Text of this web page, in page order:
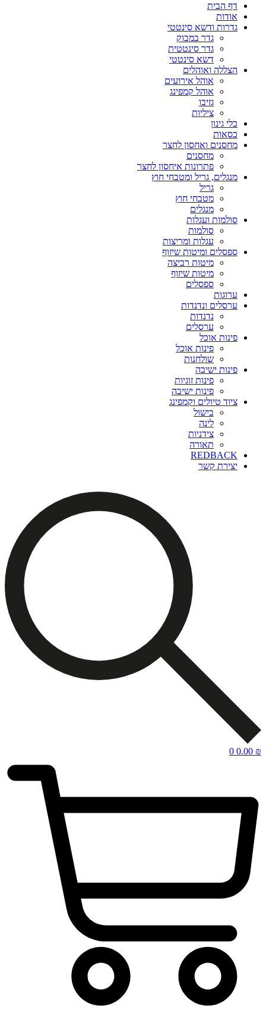
דף הבית
אודות
גדרות ודשא סינטטי
גדר במבוק
גדר סינטטית
דשא סינטטי
הצללה ואוהלים
אוהל אירועים
אוהל קמפינג
גזיבו
ציליות
כלי גינון
כסאות
מחסנים ואחסון לחצר
מחסנים
פתרונות איחסון לחצר
מנגלים, גריל ומטבחי חוץ
גריל
מטבחי חוץ
מנגלים
סולמות ועגלות
סולמות
עגלות ומריצות
ספסלים ומיטות שיזוף
מיטות רביצה
מיטות שיזוף
ספסלים
ערוגות
ערסלים ונדנדות
נדנדות
ערסלים
פינות אוכל
פינות אוכל
שולחנות
פינות ישיבה
פינות זוגיות
פינות ישיבה
ציוד טיולים וקמפינג
בישול
לינה
צידניות
תאורה
REDBACK
יצירת קשר
0.00 ₪
0